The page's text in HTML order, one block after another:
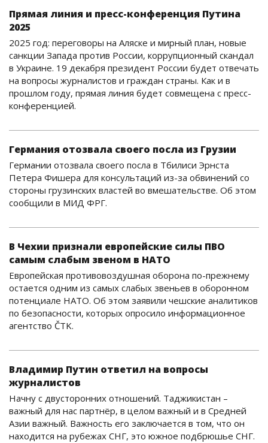
Прямая линия и пресс-конференция Путина
2025
2025 год: переговоры на Аляске и мирный план, новые
санкции Запада против России, коррупционный скандал
в Украине. 19 декабря президент России будет отвечать
на вопросы журналистов и граждан страны. Как и в
прошлом году, прямая линия будет совмещена с пресс-
конференцией.
Германия отозвала своего посла из Грузии
Германии отозвала своего посла в Тбилиси Эрнста
Петера Фишера для консультаций из-за обвинений со
стороны грузинских властей во вмешательстве. Об этом
сообщили в МИД ФРГ.
В Чехии признали европейские силы ПВО
самым слабым звеном в НАТО
Европейская противовоздушная оборона по-прежнему
остается одним из самых слабых звеньев в оборонном
потенциале НАТО. Об этом заявили чешские аналитиков
по безопасности, которых опросило информационное
агентство ČTK.
Владимир Путин ответил на вопросы
журналистов
Начну с двусторонних отношений. Таджикистан –
важный для нас партнёр, в целом важный и в Средней
Азии важный. Важность его заключается в том, что он
находится на рубежах СНГ, это южное подбрюшье СНГ.